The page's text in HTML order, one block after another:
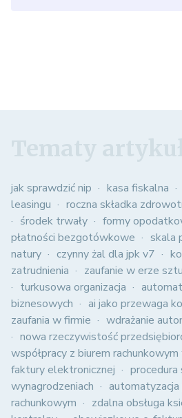
jak sprawdzić nip kasa fiskalna
leasingu
roczna składka
środek trwały
formy
płatności bezgotówkowe
skala
natury
czynny żal dla jpk v7
zatrudnienia
zaufanie w erze
turkusowa organizacja
biznesowych
ai jako przewaga
zaufania w firmie
wdrażanie
nowa rzeczywistość
współpracy z biurem
faktury elektronicznej
procedura
wynagrodzeniach
rachunkowym
zdalna obsługa